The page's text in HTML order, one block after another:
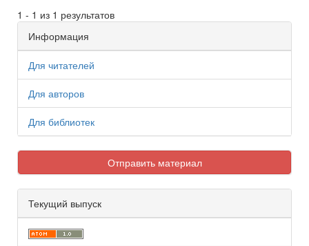
1 - 1 из 1 результатов
Информация
Для читателей
Для авторов
Для библиотек
Отправить материал
Текущий выпуск